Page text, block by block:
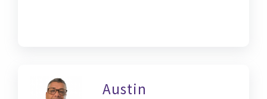
Austin